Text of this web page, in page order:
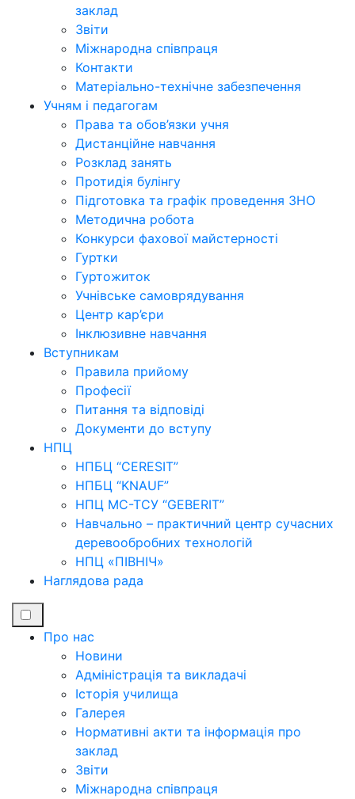
заклад
Звіти
Міжнародна співпраця
Контакти
Матеріально-технічне забезпечення
Учням і педагогам
Права та обов’язки учня
Дистанційне навчання
Розклад занять
Протидія булінгу
Підготовка та графік проведення ЗНО
Методична робота
Конкурси фахової майстерності
Гуртки
Гуртожиток
Учнівське самоврядування
Центр кар’єри
Інклюзивне навчання
Вступникам
Правила прийому
Професії
Питання та відповіді
Документи до вступу
НПЦ
НПБЦ “CERESIT”
НПБЦ “KNAUF”
НПЦ МС-ТСУ “GEBERIT”
Навчально – практичний центр сучасних
деревообробних технологій
НПЦ «ПІВНІЧ»
Наглядова рада
Про нас
Новини
Адміністрація та викладачі
Історія училища
Галерея
Нормативні акти та інформація про
заклад
Звіти
Міжнародна співпраця